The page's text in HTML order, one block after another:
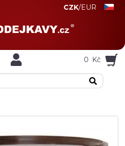
CZK/EUR
0 Kč